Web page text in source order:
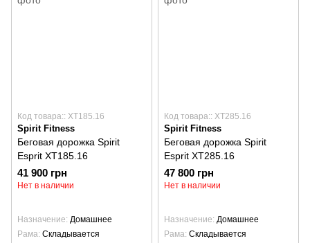
Код товара:: XT185.16
Spirit Fitness
Беговая дорожка Spirit
Esprit XT185.16
41 900 грн
Нет в наличии
Назначение Домашнее
Рама Складывается
Код товара:: XT285.16
Spirit Fitness
Беговая дорожка Spirit
Esprit XT285.16
47 800 грн
Нет в наличии
Назначение Домашнее
Рама Складывается